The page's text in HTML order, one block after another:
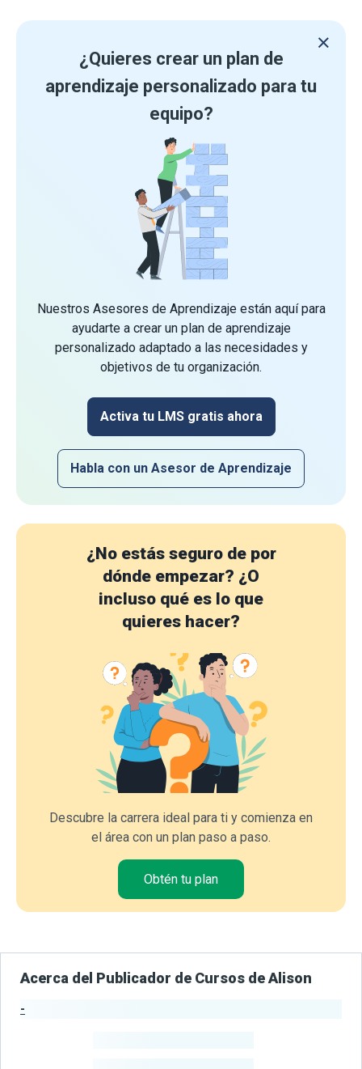
¿Quieres crear un plan de
aprendizaje personalizado para tu
equipo?
Nuestros Asesores de Aprendizaje están aquí para
ayudarte a crear un plan de aprendizaje
personalizado adaptado a las necesidades y
objetivos de tu organización.
Activa tu LMS gratis ahora
Habla con un Asesor de Aprendizaje
¿No estás seguro de por
dónde empezar? ¿O
incluso qué es lo que
quieres hacer?
Descubre la carrera ideal para ti y comienza en
el área con un plan paso a paso.
Obtén tu plan
Acerca del Publicador de Cursos de Alison
-